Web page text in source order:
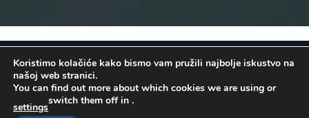
OSATINA GRUPA d.o.o. 2026
. Configured
byINFOS Osijek. Sva prava pridržana.
Koristimo kolačiće kako bismo vam pružili najbolje iskustvo na
našoj web stranici.
You can find out more about which cookies we are using or
switch them off in
settings
.